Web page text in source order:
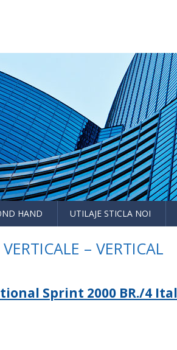
HAND UTILAJE STICLA NOI
– VERTICAL
Sprint 2000 BR./4